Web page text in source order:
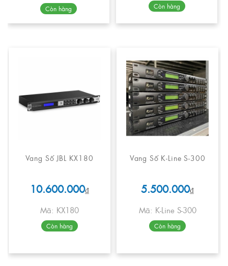
Còn hàng Còn hàng
Vang Số JBL KX180
10.600.000₫
Mã: KX180
Còn hàng
Vang Số K-Line S-300
5.500.000₫
Mã: K-Line S-300
Còn hàng